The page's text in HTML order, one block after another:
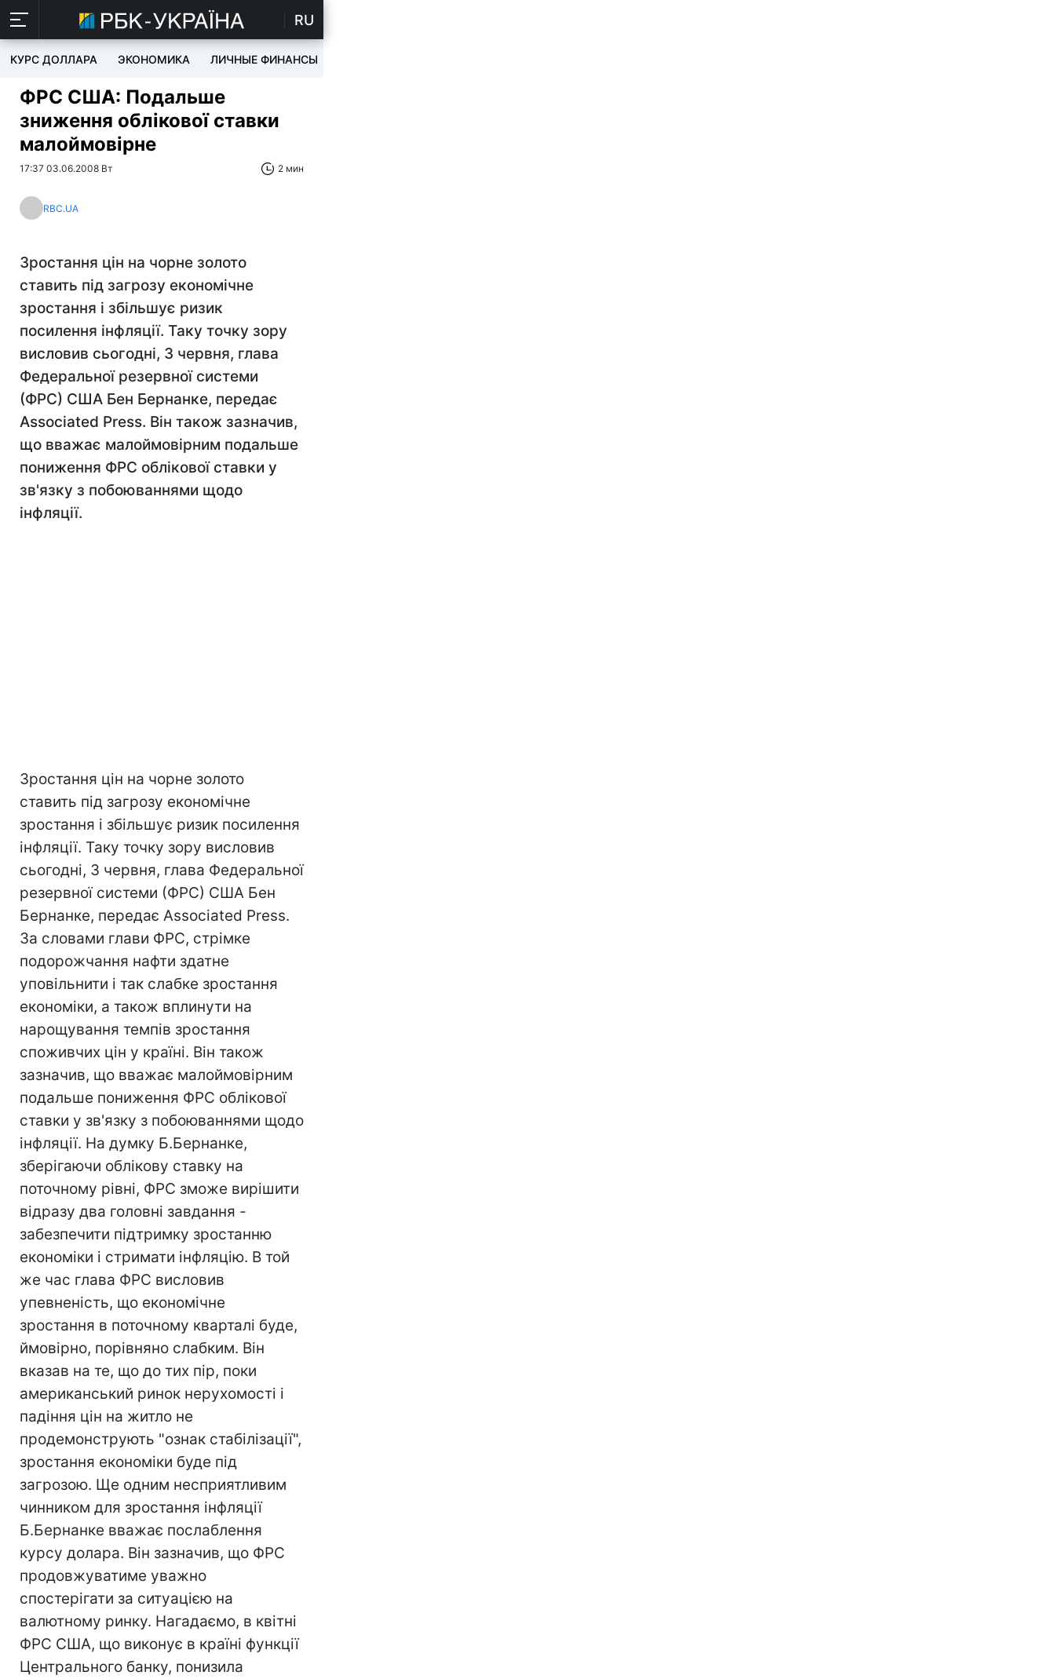
RU
КУРС ДОЛЛАРА ЭКОНОМИКА ЛИЧНЫЕ ФИНАНСЫ
ФРС США: Подальше
зниження облікової ставки
малоймовірне
17:37 03.06.2008 Вт 2 мин
RBC.UA
Зростання цін на чорне золото
ставить під загрозу економічне
зростання і збільшує ризик
посилення інфляції. Таку точку зору
висловив сьогодні, 3 червня, глава
Федеральної резервної системи
(ФРС) США Бен Бернанке, передає
Associated Press. Він також зазначив,
що вважає малоймовірним подальше
пониження ФРС облікової ставки у
зв'язку з побоюваннями щодо
інфляції.
Зростання цін на чорне золото
ставить під загрозу економічне
зростання і збільшує ризик посилення
інфляції. Таку точку зору висловив
сьогодні, 3 червня, глава Федеральної
резервної системи (ФРС) США Бен
Бернанке, передає Associated Press.
За словами глави ФРС, стрімке
подорожчання нафти здатне
уповільнити і так слабке зростання
економіки, а також вплинути на
нарощування темпів зростання
споживчих цін у країні. Він також
зазначив, що вважає малоймовірним
подальше пониження ФРС облікової
ставки у зв'язку з побоюваннями щодо
інфляції. На думку Б.Бернанке,
зберігаючи облікову ставку на
поточному рівні, ФРС зможе вирішити
відразу два головні завдання -
забезпечити підтримку зростанню
економіки і стримати інфляцію. В той
же час глава ФРС висловив
упевненість, що економічне
зростання в поточному кварталі буде,
ймовірно, порівняно слабким. Він
вказав на те, що до тих пір, поки
американський ринок нерухомості і
падіння цін на житло не
продемонструють "ознак стабілізації",
зростання економіки буде під
загрозою. Ще одним несприятливим
чинником для зростання інфляції
Б.Бернанке вважає послаблення
курсу долара. Він зазначив, що ФРС
продовжуватиме уважно
спостерігати за ситуацією на
валютному ринку. Нагадаємо, в квітні
ФРС США, що виконує в країні функції
Центрального банку, понизила